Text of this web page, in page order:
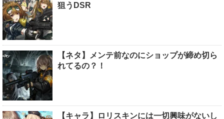
狙うDSR
【ネタ】メンテ前なのにショップが締め切ら
れてるの？！
【キャラ】ロリスキンには一切興味がないし